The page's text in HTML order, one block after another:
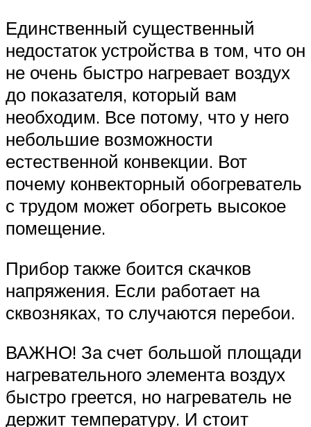
Единственный существенный
недостаток устройства в том, что он
не очень быстро нагревает воздух
до показателя, который вам
необходим. Все потому, что у него
небольшие возможности
естественной конвекции. Вот
почему конвекторный обогреватель
с трудом может обогреть высокое
помещение.
Прибор также боится скачков
напряжения. Если работает на
сквозняках, то случаются перебои.
ВАЖНО! За счет большой площади
нагревательного элемента воздух
быстро греется, но нагреватель не
держит температуру. И стоит